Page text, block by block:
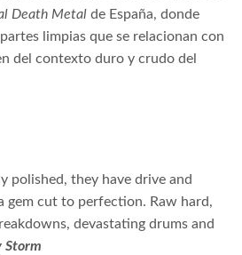
Death Metal de España, donde
limpias que se relacionan con
del contexto duro y crudo del
polished, they have drive and
gem cut to perfection. Raw hard,
devastating drums and
Storm